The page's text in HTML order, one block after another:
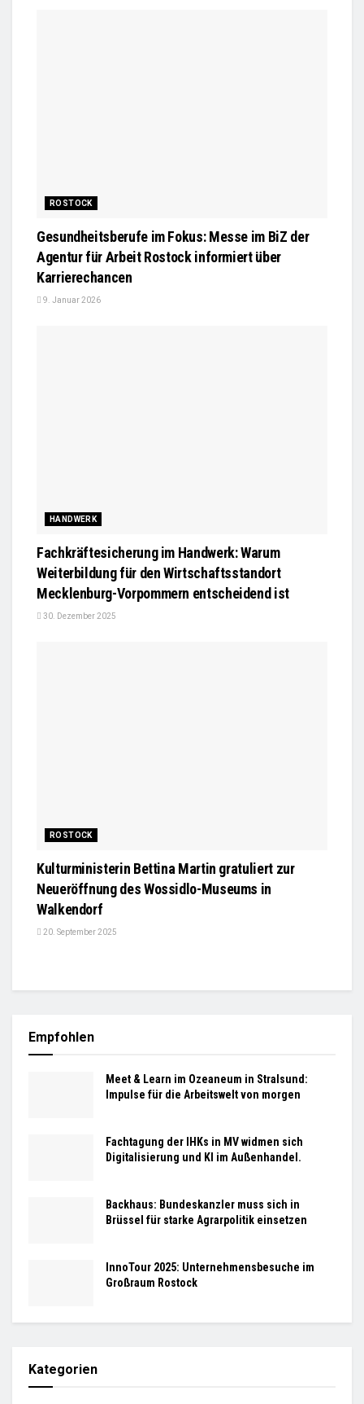
ROSTOCK
Gesundheitsberufe im Fokus: Messe im BiZ der
Agentur für Arbeit Rostock informiert über
Karrierechancen
9. Januar 2026
HANDWERK
Fachkräftesicherung im Handwerk: Warum
Weiterbildung für den Wirtschaftsstandort
Mecklenburg-Vorpommern entscheidend ist
30. Dezember 2025
ROSTOCK
Kulturministerin Bettina Martin gratuliert zur
Neueröffnung des Wossidlo-Museums in
Walkendorf
20. September 2025
Empfohlen
Meet & Learn im Ozeaneum in Stralsund:
Impulse für die Arbeitswelt von morgen
Fachtagung der IHKs in MV widmen sich
Digitalisierung und KI im Außenhandel.
Backhaus: Bundeskanzler muss sich in
Brüssel für starke Agrarpolitik einsetzen
InnoTour 2025: Unternehmensbesuche im
Großraum Rostock
Kategorien